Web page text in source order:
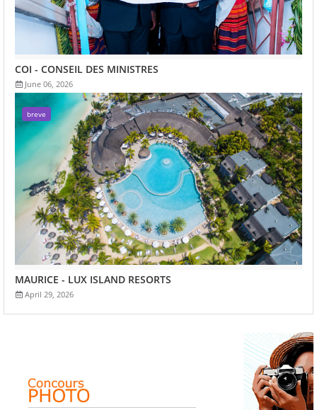
COI - CONSEIL DES MINISTRES
June 06, 2026
breve
MAURICE - LUX ISLAND RESORTS
April 29, 2026